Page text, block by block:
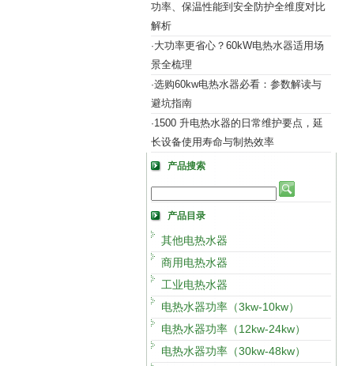
功率、保温性能到安全防护全维度对比
解析
·大功率更省心？60kW电热水器适用场
景全梳理
·选购60kw电热水器必看：参数解读与
避坑指南
·1500 升电热水器的日常维护要点，延
长设备使用寿命与制热效率
产品搜索
产品目录
其他电热水器
商用电热水器
工业电热水器
电热水器功率（3kw-10kw）
电热水器功率（12kw-24kw）
电热水器功率（30kw-48kw）